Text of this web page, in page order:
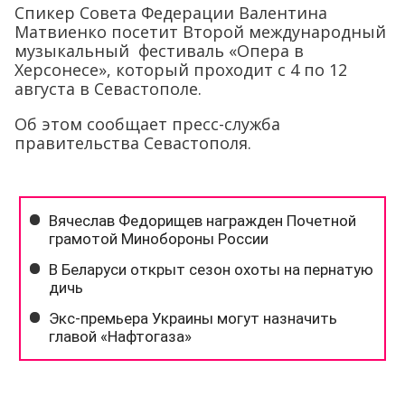
Спикер Совета Федерации Валентина
Матвиенко посетит Второй международный
музыкальный фестиваль «Опера в
Херсонесе», который проходит с 4 по 12
августа в Севастополе.
Об этом сообщает пресс-служба
правительства Севастополя.